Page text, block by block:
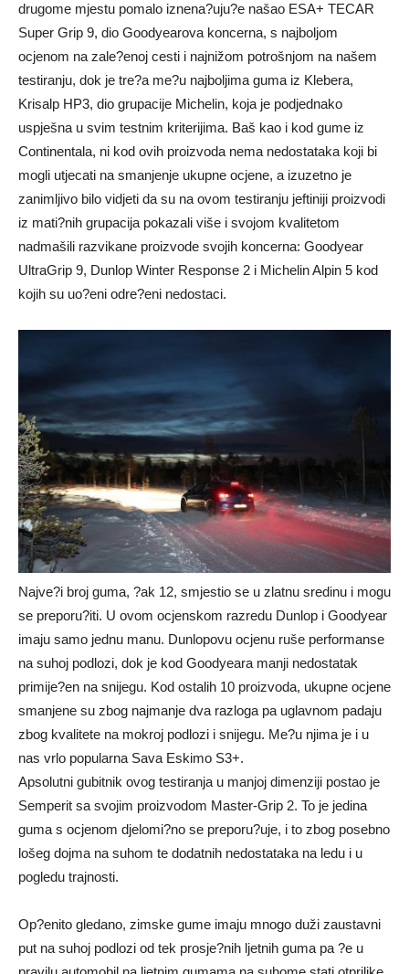
drugome mjestu pomalo iznena?uju?e našao ESA+ TECAR
Super Grip 9, dio Goodyearova koncerna, s najboljom
ocjenom na zale?enoj cesti i najnižom potrošnjom na našem
testiranju, dok je tre?a me?u najboljima guma iz Klebera,
Krisalp HP3, dio grupacije Michelin, koja je podjednako
uspješna u svim testnim kriterijima. Baš kao i kod gume iz
Continentala, ni kod ovih proizvoda nema nedostataka koji bi
mogli utjecati na smanjenje ukupne ocjene, a izuzetno je
zanimljivo bilo vidjeti da su na ovom testiranju jeftiniji proizvodi
iz mati?nih grupacija pokazali više i svojom kvalitetom
nadmašili razvikane proizvode svojih koncerna: Goodyear
UltraGrip 9, Dunlop Winter Response 2 i Michelin Alpin 5 kod
kojih su uo?eni odre?eni nedostaci.
Najve?i broj guma, ?ak 12, smjestio se u zlatnu sredinu i mogu
se preporu?iti. U ovom ocjenskom razredu Dunlop i Goodyear
imaju samo jednu manu. Dunlopovu ocjenu ruše performanse
na suhoj podlozi, dok je kod Goodyeara manji nedostatak
primije?en na snijegu. Kod ostalih 10 proizvoda, ukupne ocjene
smanjene su zbog najmanje dva razloga pa uglavnom padaju
zbog kvalitete na mokroj podlozi i snijegu. Me?u njima je i u
nas vrlo popularna Sava Eskimo S3+.
Apsolutni gubitnik ovog testiranja u manjoj dimenziji postao je
Semperit sa svojim proizvodom Master-Grip 2. To je jedina
guma s ocjenom djelomi?no se preporu?uje, i to zbog posebno
lošeg dojma na suhom te dodatnih nedostataka na ledu i u
pogledu trajnosti.
Op?enito gledano, zimske gume imaju mnogo duži zaustavni
put na suhoj podlozi od tek prosje?nih ljetnih guma pa ?e u